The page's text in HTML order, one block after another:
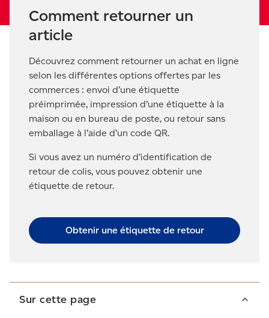
Comment retourner un
article
Découvrez comment retourner un achat en ligne
selon les différentes options offertes par les
commerces : envoi d’une étiquette
préimprimée, impression d’une étiquette à la
maison ou en bureau de poste, ou retour sans
emballage à l’aide d’un code QR.
Si vous avez un numéro d’identification de
retour de colis, vous pouvez obtenir une
étiquette de retour.
Obtenir une étiquette de retour
Sur cette page